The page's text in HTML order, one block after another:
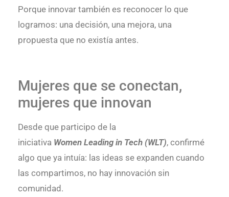
Porque innovar también es reconocer lo que
logramos: una decisión, una mejora, una
propuesta que no existía antes.
Mujeres que se conectan,
mujeres que innovan
Desde que participo de la
iniciativa Women Leading in Tech (WLT), confirmé
algo que ya intuía: las ideas se expanden cuando
las compartimos, no hay innovación sin
comunidad.